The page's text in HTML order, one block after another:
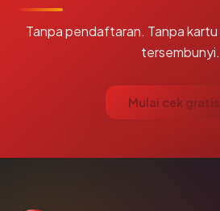
Tanpa pendaftaran. Tanpa
tersembunyi.
Mulai cek